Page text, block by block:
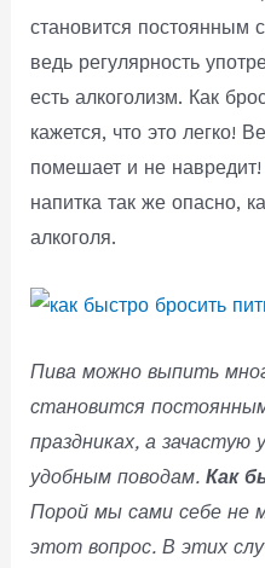
становится постоянным
ведь регулярность
есть алкоголизм. Как
кажется, что это легко!
помешает и не
напитка так же опасно,
алкоголя.
Пива можно выпить
становится
праздниках, а
удобным поводам.Как
Порой мы сами себе не
этот вопрос. В этих